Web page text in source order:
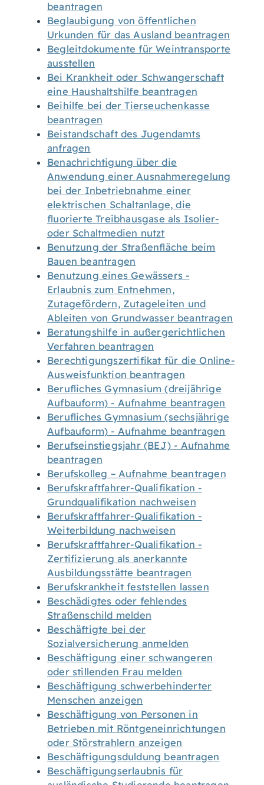
beantragen
Beglaubigung von öffentlichen
Urkunden für das Ausland beantragen
Begleitdokumente für Weintransporte
ausstellen
Bei Krankheit oder Schwangerschaft
eine Haushaltshilfe beantragen
Beihilfe bei der Tierseuchenkasse
beantragen
Beistandschaft des Jugendamts
anfragen
Benachrichtigung über die
Anwendung einer Ausnahmeregelung
bei der Inbetriebnahme einer
elektrischen Schaltanlage, die
fluorierte Treibhausgase als Isolier-
oder Schaltmedien nutzt
Benutzung der Straßenfläche beim
Bauen beantragen
Benutzung eines Gewässers -
Erlaubnis zum Entnehmen,
Zutagefördern, Zutageleiten und
Ableiten von Grundwasser beantragen
Beratungshilfe in außergerichtlichen
Verfahren beantragen
Berechtigungszertifikat für die Online-
Ausweisfunktion beantragen
Berufliches Gymnasium (dreijährige
Aufbauform) - Aufnahme beantragen
Berufliches Gymnasium (sechsjährige
Aufbauform) - Aufnahme beantragen
Berufseinstiegsjahr (BEJ) - Aufnahme
beantragen
Berufskolleg – Aufnahme beantragen
Berufskraftfahrer-Qualifikation -
Grundqualifikation nachweisen
Berufskraftfahrer-Qualifikation -
Weiterbildung nachweisen
Berufskraftfahrer-Qualifikation -
Zertifizierung als anerkannte
Ausbildungsstätte beantragen
Berufskrankheit feststellen lassen
Beschädigtes oder fehlendes
Straßenschild melden
Beschäftigte bei der
Sozialversicherung anmelden
Beschäftigung einer schwangeren
oder stillenden Frau melden
Beschäftigung schwerbehinderter
Menschen anzeigen
Beschäftigung von Personen in
Betrieben mit Röntgeneinrichtungen
oder Störstrahlern anzeigen
Beschäftigungsduldung beantragen
Beschäftigungserlaubnis für